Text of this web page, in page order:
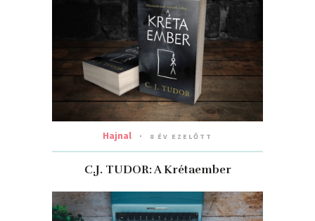
Hajnal 8 ÉV EZELŐTT
C.J. TUDOR: A Krétaember